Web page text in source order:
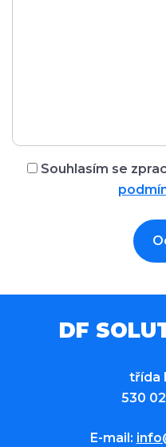
Souhlasím se
DF
třída
530
E-mail: